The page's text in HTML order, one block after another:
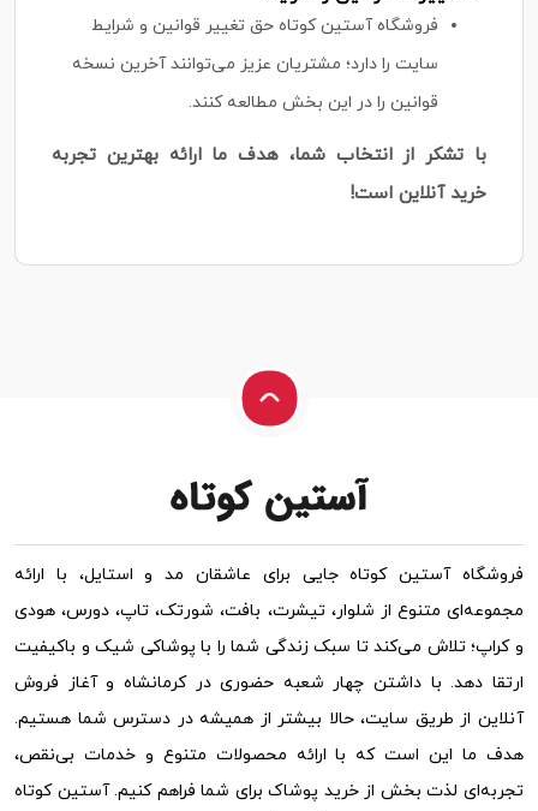
فروشگاه آستین کوتاه حق تغییر قوانین و شرایط
سایت را دارد؛ مشتریان عزیز می‌توانند آخرین نسخه
قوانین را در این بخش مطالعه کنند.
با تشکر از انتخاب شما، هدف ما ارائه بهترین تجربه
خرید آنلاین است!
فروشگاه آستین کوتاه جایی برای عاشقان مد و استایل، با ارائه
مجموعه‌ای متنوع از شلوار، تیشرت، بافت، شورتک، تاپ، دورس، هودی
و کراپ؛ تلاش می‌کند تا سبک زندگی شما را با پوشاکی شیک و باکیفیت
ارتقا دهد. با داشتن چهار شعبه حضوری در کرمانشاه و آغاز فروش
آنلاین از طریق سایت، حالا بیشتر از همیشه در دسترس شما هستیم.
هدف ما این است که با ارائه محصولات متنوع و خدمات بی‌نقص،
تجربه‌ای لذت بخش از خرید پوشاک برای شما فراهم کنیم. آستین کوتاه